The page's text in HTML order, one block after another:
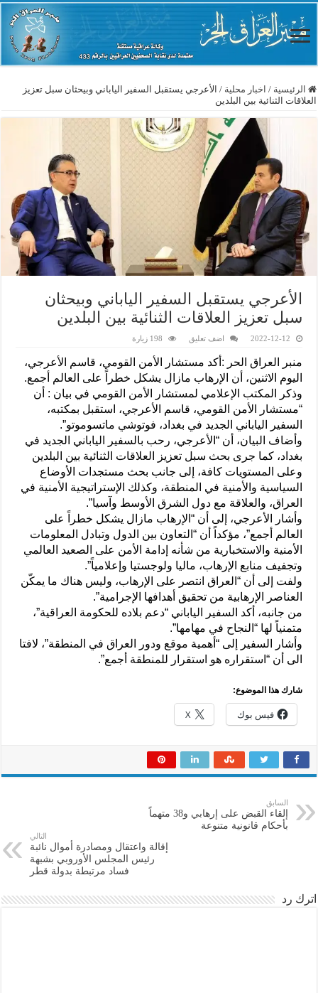
الرئيسية / اخبار محلية / الأعرجي يستقبل السفير الياباني وبيحثان سبل تعزيز
العلاقات الثنائية بين البلدين
الأعرجي يستقبل السفير الياباني وبيحثان
سبل تعزيز العلاقات الثنائية بين البلدين
2022-12-12 اضف تعليق 198 زيارة
منبر العراق الحر :أكد مستشار الأمن القومي، قاسم الأعرجي،
اليوم الاثنين، أن الإرهاب مازال يشكل خطراً على العالم أجمع.
وذكر المكتب الإعلامي لمستشار الأمن القومي في بيان : أن
“مستشار الأمن القومي، قاسم الأعرجي، استقبل بمكتبه،
السفير الياباني الجديد في بغداد، فوتوشي ماتسوموتو”.
وأضاف البيان، أن “الأعرجي، رحب بالسفير الياباني الجديد في
بغداد، كما جرى بحث سبل تعزيز العلاقات الثنائية بين البلدين
وعلى المستويات كافة، إلى جانب بحث مستجدات الأوضاع
السياسية والأمنية في المنطقة، وكذلك الإستراتيجية الأمنية في
العراق، والعلاقة مع دول الشرق الأوسط وآسيا”.
وأشار الأعرجي، إلى أن “الإرهاب مازال يشكل خطراً على
العالم أجمع”، مؤكداً أن “التعاون بين الدول وتبادل المعلومات
الأمنية والاستخبارية من شأنه إدامة الأمن على الصعيد العالمي
وتجفيف منابع الإرهاب، ماليا ولوجستيا وإعلامياً”.
ولفت إلى أن “العراق انتصر على الإرهاب، وليس هناك ما يمكّن
العناصر الإرهابية من تحقيق أهدافها الإجرامية”.
من جانبه، أكد السفير الياباني “دعم بلاده للحكومة العراقية”،
متمنياً لها “النجاح في مهامها”.
وأشار السفير إلى “أهمية موقع ودور العراق في المنطقة”، لافتا
الى أن “استقراره هو استقرار للمنطقة أجمع”.
شارك هذا الموضوع:
فيس بوك X
السابق
إلقاء القبض على إرهابي و38 متهماً
بأحكام قانونية متنوعة
التالي
إقالة واعتقال ومصادرة أموال نائبة
رئيس المجلس الأوروبي بشبهة
فساد مرتبطة بدولة قطر
اترك رد